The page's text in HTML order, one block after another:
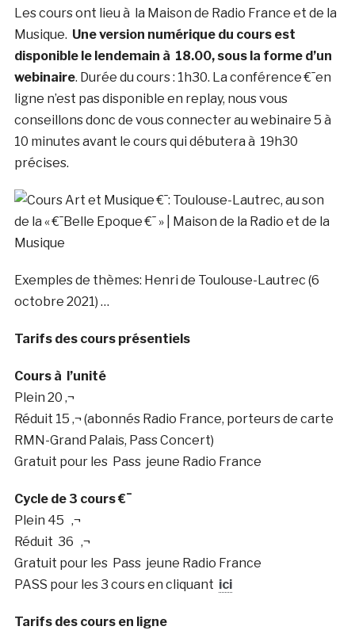
Les cours ont lieu à la Maison de Radio France et de la
Musique. Une version numérique du cours est
disponible le lendemain à 18.00, sous la forme d’un
webinaire. Durée du cours : 1h30. La conférence €¯en
ligne n’est pas disponible en replay, nous vous
conseillons donc de vous connecter au webinaire 5 à
10 minutes avant le cours qui débutera à 19h30
précises.
Exemples de thèmes: Henri de Toulouse-Lautrec (6
octobre 2021) …
Tarifs des cours présentiels
Cours à l’unité
Plein 20 ‚¬
Réduit 15 ‚¬ (abonnés Radio France, porteurs de carte
RMN-Grand Palais, Pass Concert)
Gratuit pour les Pass jeune Radio France
Cycle de 3 cours €¯
Plein 45 ‚¬
Réduit 36 ‚¬
Gratuit pour les Pass jeune Radio France
PASS pour les 3 cours en cliquant ici
Tarifs des cours en ligne